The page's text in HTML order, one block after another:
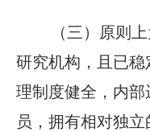
（三）原则
研究机构，且已
理制度健全，内部
员，拥有相对独